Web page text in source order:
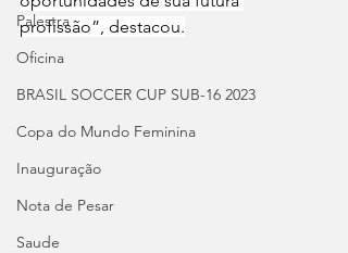
Palestra
Oficina
BRASIL SOCCER CUP SUB-16 2023
Copa do Mundo Feminina
Inauguração
Nota de Pesar
Saude
profissão”, destacou.